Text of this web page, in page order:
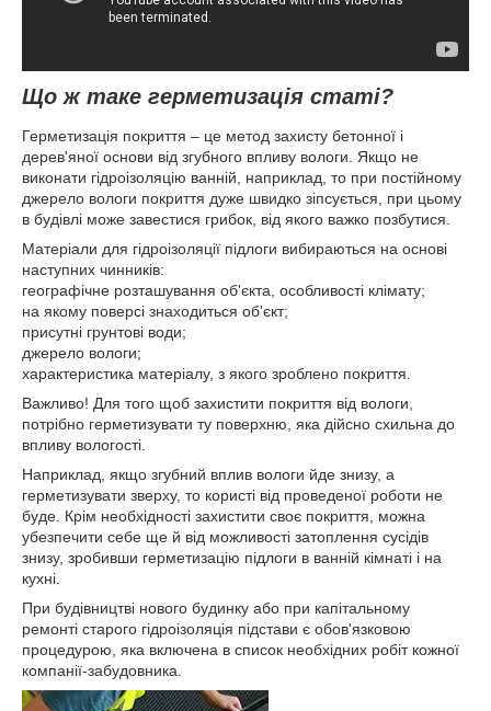
Що ж таке герметизація статі?
Герметизація покриття – це метод захисту бетонної і
дерев'яної основи від згубного впливу вологи. Якщо не
виконати гідроізоляцію ванній, наприклад, то при постійному
джерело вологи покриття дуже швидко зіпсується, при цьому
в будівлі може завестися грибок, від якого важко позбутися.
Матеріали для гідроізоляції підлоги вибираються на основі
наступних чинників:
географічне розташування об'єкта, особливості клімату;
на якому поверсі знаходиться об'єкт;
присутні грунтові води;
джерело вологи;
характеристика матеріалу, з якого зроблено покриття.
Важливо! Для того щоб захистити покриття від вологи,
потрібно герметизувати ту поверхню, яка дійсно схильна до
впливу вологості.
Наприклад, якщо згубний вплив вологи йде знизу, а
герметизувати зверху, то користі від проведеної роботи не
буде. Крім необхідності захистити своє покриття, можна
убезпечити себе ще й від можливості затоплення сусідів
знизу, зробивши герметизацію підлоги в ванній кімнаті і на
кухні.
При будівництві нового будинку або при капітальному
ремонті старого гідроізоляція підстави є обов'язковою
процедурою, яка включена в список необхідних робіт кожної
компанії-забудовника.